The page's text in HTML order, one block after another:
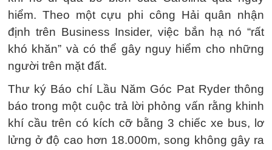
hiểm. Theo một cựu phi công Hải quân nhận
định trên Business Insider, việc bắn hạ nó “rất
khó khăn” và có thể gây nguy hiểm cho những
người trên mặt đất.
Thư ký Báo chí Lầu Năm Góc Pat Ryder thông
báo trong một cuộc trả lời phỏng vấn rằng khinh
khí cầu trên có kích cỡ bằng 3 chiếc xe bus, lơ
lửng ở độ cao hơn 18.000m, song không gây ra